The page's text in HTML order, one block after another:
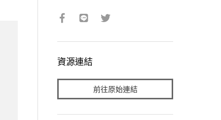
資源連結
前往原始連結